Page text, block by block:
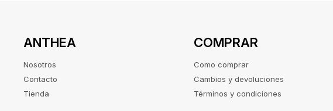
ANTHEA
Nosotros
Contacto
Tienda
COMPRAR
Como comprar
Cambios y devoluciones
Términos y condiciones